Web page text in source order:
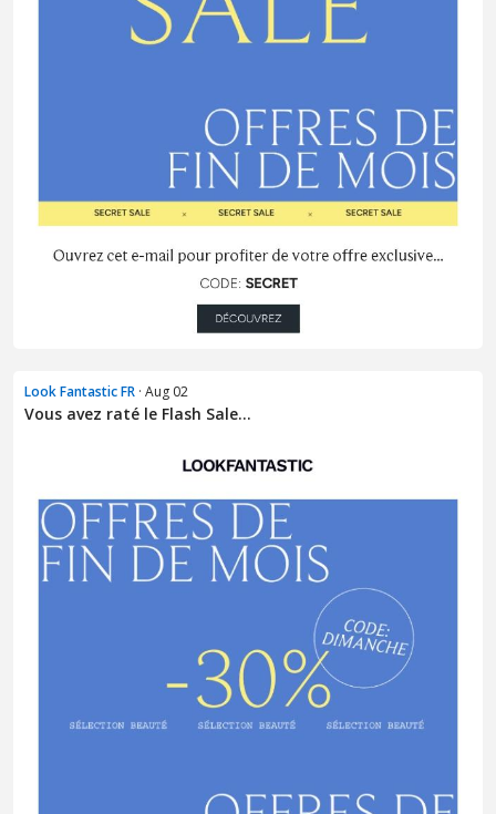
Look Fantastic FR · Aug 02
Vous avez raté le Flash Sale…